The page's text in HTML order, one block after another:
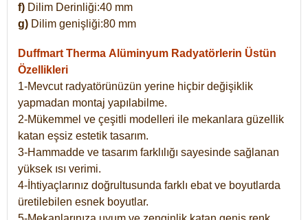
f) Dilim Derinliği:40 mm
g) Dilim genişliği:80 mm
Duffmart Therma Alüminyum Radyatörlerin Üstün
Özellikleri
1-Mevcut radyatörünüzün yerine hiçbir değişiklik
yapmadan montaj yapılabilme.
2-Mükemmel ve çeşitli modelleri ile mekanlara güzellik
katan eşsiz estetik tasarım.
3-Hammadde ve tasarım farklılığı sayesinde sağlanan
yüksek ısı verimi.
4-İhtiyaçlarınız doğrultusunda farklı ebat ve boyutlarda
üretilebilen esnek boyutlar.